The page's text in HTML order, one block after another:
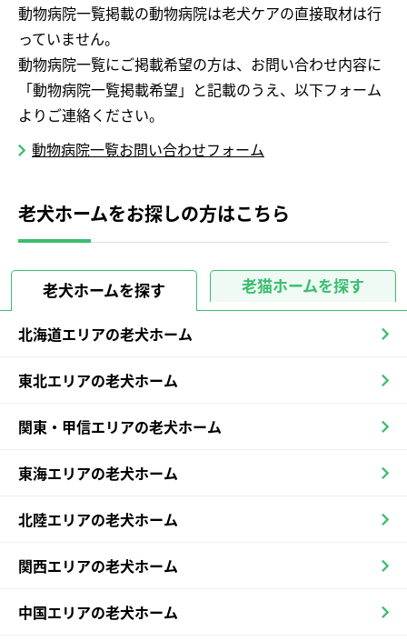
動物病院一覧掲載の動物病院は老犬ケアの直接取材は行
っていません。
動物病院一覧にご掲載希望の方は、お問い合わせ内容に
「動物病院一覧掲載希望」と記載のうえ、以下フォーム
よりご連絡ください。
動物病院一覧お問い合わせフォーム
老犬ホームをお探しの方はこちら
老犬ホームを探す 老猫ホームを探す
北海道エリアの老犬ホーム
東北エリアの老犬ホーム
関東・甲信エリアの老犬ホーム
東海エリアの老犬ホーム
北陸エリアの老犬ホーム
関西エリアの老犬ホーム
中国エリアの老犬ホーム